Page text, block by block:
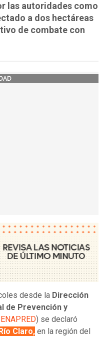
las autoridades como
a dos hectáreas
de combate con
desde la Dirección
de Prevención y
) se declaró
Río Claro, en la región del